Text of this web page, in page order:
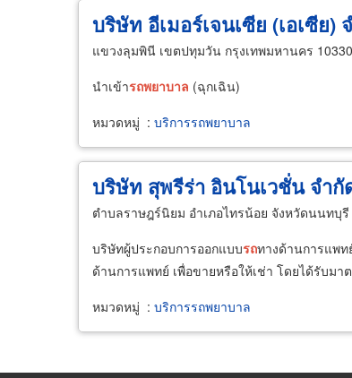
บริษัท อีเมอร์เจนเซีย (เอเซีย)
แขวงลุมพินี เขตปทุมวัน กรุงเทพมหานคร 10330
นำเข้ารถพยาบาล (ฉุกเฉิน)
หมวดหมู่ : บริการรถพยาบาล
บริษัท สุพรีร่า อินโนเวชั่น จำกั
ตำบลราษฎร์นิยม อำเภอไทรน้อย จังหวัดนนทบุรี
บริษัทผู้ประกอบการออกแบบรถทางด้านการแพท
ด้านการแพทย์ เพื่อขายหรือให้เช่า โดยได้รับม
หมวดหมู่ : บริการรถพยาบาล